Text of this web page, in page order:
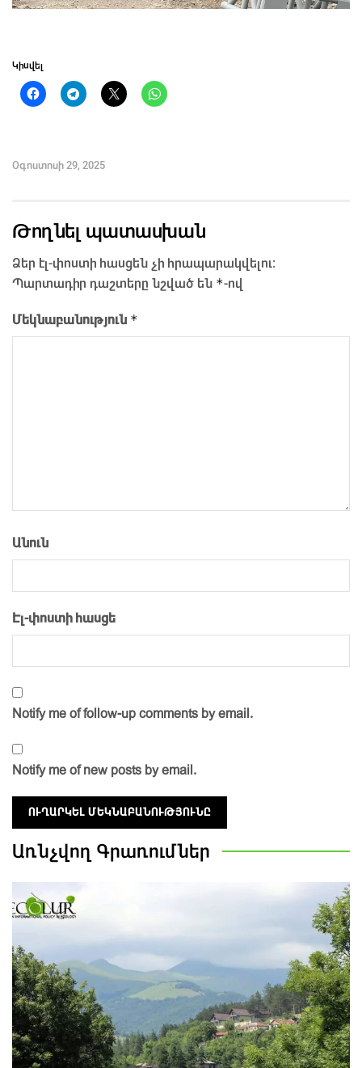
Կիսվել
Օգոստոսի 29, 2025
Թողնել պատասխան
Ձեր էլ-փոստի հասցեն չի հրապարակվելու։
Պարտադիր դաշտերը նշված են *-ով
Մեկնաբանություն *
Անուն
Էլ-փոստի հասցե
Notify me of follow-up comments by email.
Notify me of new posts by email.
Առնչվող Գրառումներ